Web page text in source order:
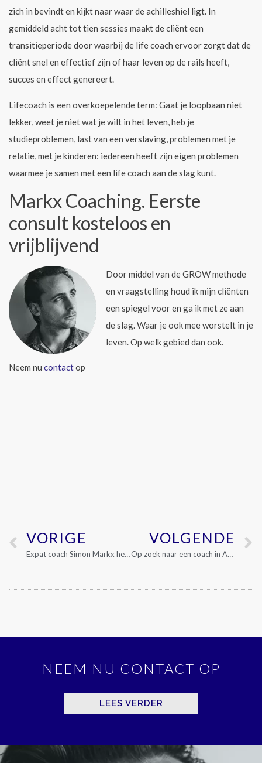
zich in bevindt en kijkt naar waar de achilleshiel ligt. In
gemiddeld acht tot tien sessies maakt de cliënt een
transitieperiode door waarbij de life coach ervoor zorgt dat de
cliënt snel en effectief zijn of haar leven op de rails heeft,
succes en effect genereert.
Lifecoach is een overkoepelende term: Gaat je loopbaan niet
lekker, weet je niet wat je wilt in het leven, heb je
studieproblemen, last van een verslaving, problemen met je
relatie, met je kinderen: iedereen heeft zijn eigen problemen
waarmee je samen met een life coach aan de slag kunt.
Markx Coaching. Eerste
consult kosteloos en
vrijblijvend
Door middel van de GROW methode
en vraagstelling houd ik mijn cliënten
een spiegel voor en ga ik met ze aan
de slag. Waar je ook mee worstelt in je
leven. Op welk gebied dan ook.
Neem nu contactop
VORIGE
Expat coach Simon Markx helpt bij aanpassen in Amsterdam
VOLGENDE
Op zoek naar een coach in Amsterdam West?
NEEM NU CONTACT OP
LEES VERDER